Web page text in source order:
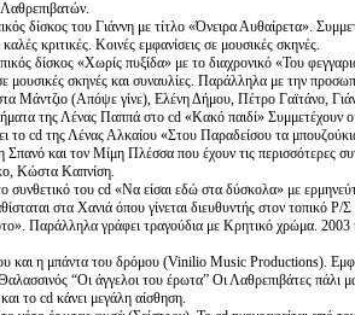
δίσκος του Γιάννη με τίτλο «Όνειρα Αυθαίρετα».
κριτικές. Κοινές εμφανίσεις σε μουσικές σκηνές.
δίσκος «Χωρίς πυξίδα» με το διαχρονικό «Του
μουσικές σκηνές και συναυλίες. Παράλληλα με την
Μάντζιο (Απόψε γίνε), Ελένη Δήμου, Πέτρο Γαϊτάνο,
της Λένας Παππά στο cd «Κακό παιδί»
το cd της Λένας Αλκαίου «Στου Παραδείσου τα
Σπανό και τον Μίμη Πλέσσα που έχουν τις περισσότερες
Κώστα Καπνίση.
συνθετικό του cd «Να είσαι εδώ στα δύσκολα» με
στα Χανιά όπου γίνεται διευθυντής στον τοπικό Ρ/
Παράλληλα γράφει τραγούδια με Κρητικό χρώμα.
και η μπάντα του δρόμου (Vinilio Music Productions).
“Οι άγγελοι του έρωτα” Oι Λαθρεπιβάτες πάλι
το cd κάνει μεγάλη αίσθηση.